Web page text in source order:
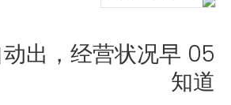
动出，经营状况早
知道